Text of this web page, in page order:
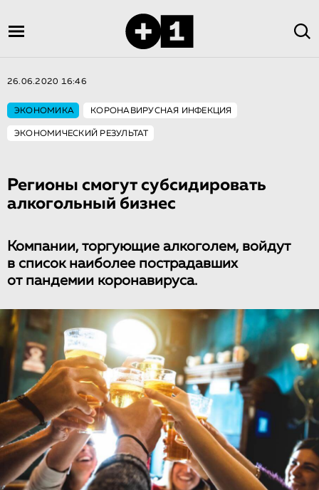
26.06.2020 16:46
ЭКОНОМИКА КОРОНАВИРУСНАЯ ИНФЕКЦИЯ
ЭКОНОМИЧЕСКИЙ РЕЗУЛЬТАТ
Регионы смогут субсидировать
алкогольный бизнес
Компании, торгующие алкоголем, войдут
в список наиболее пострадавших
от пандемии коронавируса.